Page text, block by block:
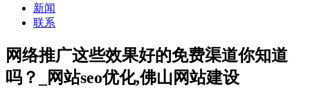
新闻
联系
网络推广这些效果好的免费渠道你知道
吗？_网站seo优化,佛山网站建设